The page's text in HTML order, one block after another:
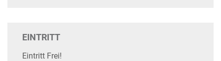
EINTRITT
Eintritt Frei!